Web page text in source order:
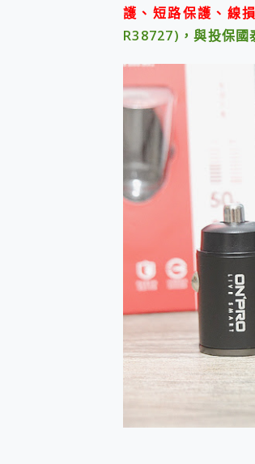
護、短路保護、線
R38727)，與投保國